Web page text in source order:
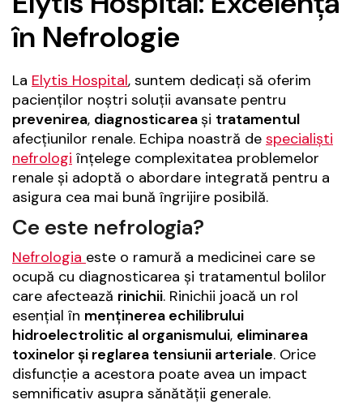
în Nefrologie
La Elytis Hospital, suntem dedicați să oferim
pacienților noștri soluții avansate pentru
prevenirea, diagnosticareași tratamentul
afecțiunilor renale. Echipa noastră de specialiști
nefrologi înțelege complexitatea problemelor
renale și adoptă o abordare integrată pentru a
asigura cea mai bună îngrijire posibilă.
Ce este nefrologia?
Nefrologia este o ramură a medicinei care se
ocupă cu diagnosticarea și tratamentul bolilor
care afectează rinichii. Rinichii joacă un rol
esențial în menținerea echilibrului
hidroelectrolitic al organismului, eliminarea
toxinelor și reglarea tensiunii arteriale. Orice
disfuncție a acestora poate avea un impact
semnificativ asupra sănătății generale.